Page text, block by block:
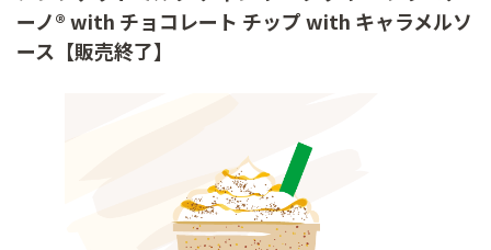
ーノ® with チョコレート チップ with キャラメルソ
ース【販売終了】